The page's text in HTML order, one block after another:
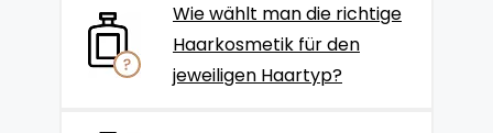
Wie wählt man die richtige
Haarkosmetik für den
jeweiligen Haartyp?